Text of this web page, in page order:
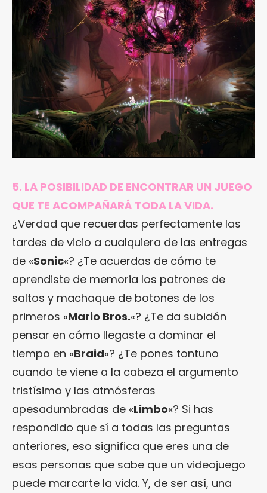
5. LA POSIBILIDAD DE ENCONTRAR UN JUEGO
QUE TE ACOMPAÑARÁ TODA LA VIDA.
¿Verdad que recuerdas perfectamente las
tardes de vicio a cualquiera de las entregas
de «Sonic«? ¿Te acuerdas de cómo te
aprendiste de memoria los patrones de
saltos y machaque de botones de los
primeros «Mario Bros.«? ¿Te da subidón
pensar en cómo llegaste a dominar el
tiempo en «Braid«? ¿Te pones tontuno
cuando te viene a la cabeza el argumento
tristísimo y las atmósferas
apesadumbradas de «Limbo«? Si has
respondido que sí a todas las preguntas
anteriores, eso significa que eres una de
esas personas que sabe que un videojuego
puede marcarte la vida. Y, de ser así, una